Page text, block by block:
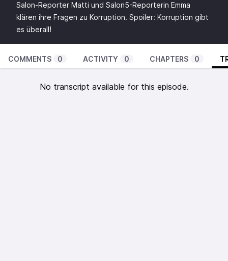
Salon-Reporter Matti und Salon5-Reporterin Emma
klären ihre Fragen zu Korruption. Spoiler: Korruption gibt
es überall!
COMMENTS 0 ACTIVITY 0 CHAPTERS 0
No transcript available for this episode.